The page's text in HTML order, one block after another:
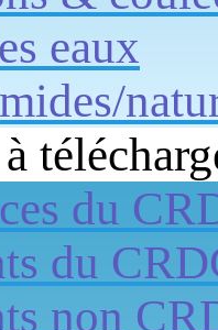
eaux
du
du
non